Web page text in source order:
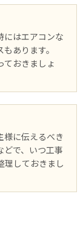
にはエアコンな
あります。
ておきましょ
様に伝えるべき
どで、いつ工事
理しておきまし